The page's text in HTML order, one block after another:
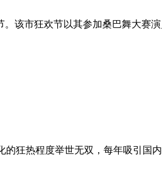
该市狂欢节以其参加桑巴舞大赛
狂热程度举世无双，每年吸引国